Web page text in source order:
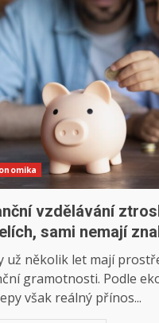
vzdělávání
sami nemají
už několik let mají
gramotnosti. Podle
však reálný přínos...